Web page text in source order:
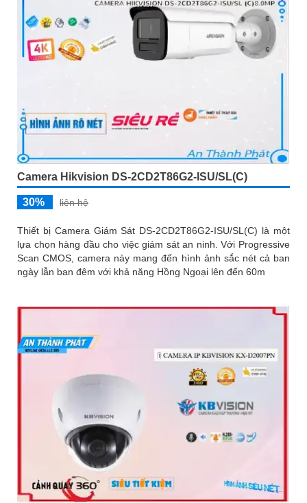
Camera Hikvision DS-2CD2T86G2-ISU/SL(C)
30% liên hệ
Thiết bị Camera Giám Sát DS-2CD2T86G2-ISU/SL(C) là một
lựa chọn hàng đầu cho việc giám sát an ninh. Với Progressive
Scan CMOS, camera này mang đến hình ảnh sắc nét cả ban
ngày lẫn ban đêm với khả năng Hồng Ngoại lên đến 60m